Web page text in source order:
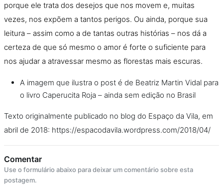
porque ele trata dos desejos que nos movem e, muitas
vezes, nos expõem a tantos perigos. Ou ainda, porque sua
leitura – assim como a de tantas outras histórias – nos dá a
certeza de que só mesmo o amor é forte o suficiente para
nos ajudar a atravessar mesmo as florestas mais escuras.
A imagem que ilustra o post é de Beatriz Martin Vidal para
o livro Caperucita Roja – ainda sem edição no Brasil
Texto originalmente publicado no blog do Espaço da Vila, em
abril de 2018: https://espacodavila.wordpress.com/2018/04/
Comentar
Use o formulário abaixo para deixar um comentário sobre esta
postagem.